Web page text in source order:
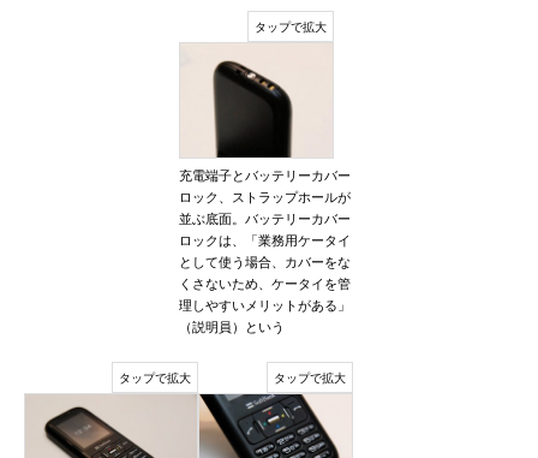
充電端子とバッテリーカバー
ロック、ストラップホールが
並ぶ底面。バッテリーカバー
ロックは、「業務用ケータイ
として使う場合、カバーをな
くさないため、ケータイを管
理しやすいメリットがある」
（説明員）という